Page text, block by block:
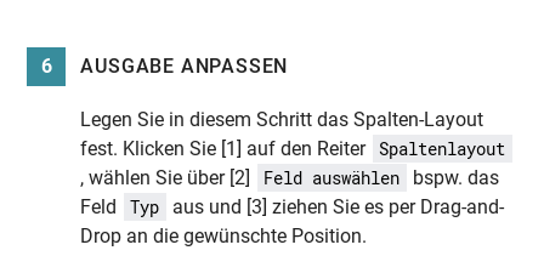
6 AUSGABE ANPASSEN
Legen Sie in diesem Schritt das Spalten-Layout
fest. Klicken Sie [1] auf den Reiter
Spaltenlayout
, wählen Sie über [2] Feld auswählen
bspw. das
Feld
Typ
aus und [3] ziehen Sie es per Drag-and-
Drop an die gewünschte Position.